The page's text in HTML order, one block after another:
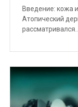
Введение: кожа
Атопический